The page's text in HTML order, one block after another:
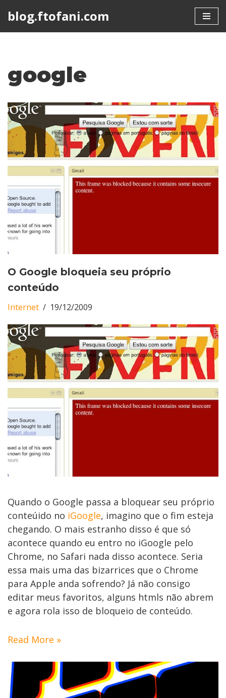
blog.ftofani.com
google
O Google bloqueia seu próprio
conteúdo
Internet 19/12/2009
Quando o Google passa a bloquear seu próprio
conteúido no iGoogle, imagino que o fim esteja
chegando. O mais estranho disso é que só
acontece quando eu entro no iGoogle pelo
Chrome, no Safari nada disso acontece. Seria
essa mais uma das bizarrices que o Chrome
para Apple anda sofrendo? Já não consigo
editar meus favoritos, alguns htmls não abrem
e agora rola isso de bloqueio de conteúdo.
Read More »